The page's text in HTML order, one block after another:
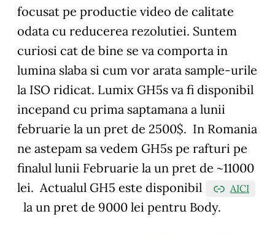
focusat pe productie video de calitate
odata cu reducerea rezolutiei. Suntem
curiosi cat de bine se va comporta in
lumina slaba si cum vor arata sample-urile
la ISO ridicat. Lumix GH5s va fi disponibil
incepand cu prima saptamana a lunii
februarie la un pret de 2500$. In Romania
ne astepam sa vedem GH5s pe rafturi pe
finalul lunii Februarie la un pret de ~11000
lei. Actualul GH5 este disponibil
AICI
la un pret de 9000 lei pentru Body.